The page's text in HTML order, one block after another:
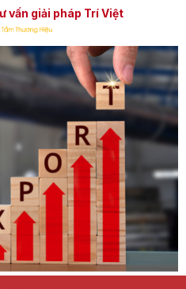
vấn giải pháp Trí Việt